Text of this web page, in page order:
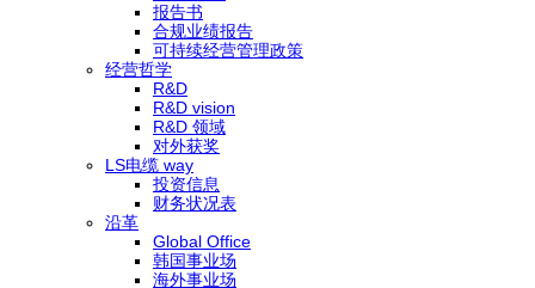
报告书
合规业绩报告
可持续经营管理政策
经营哲学
R&D
R&D vision
R&D 领域
对外获奖
LS电缆 way
投资信息
财务状况表
沿革
Global Office
韩国事业场
海外事业场